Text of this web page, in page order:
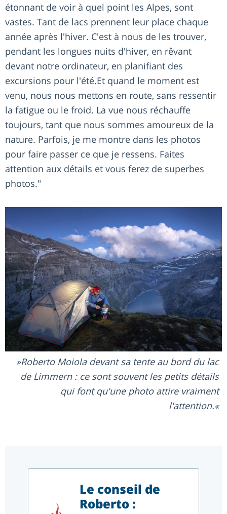
étonnant de voir à quel point les Alpes, sont
vastes. Tant de lacs prennent leur place chaque
année après l'hiver. C'est à nous de les trouver,
pendant les longues nuits d'hiver, en rêvant
devant notre ordinateur, en planifiant des
excursions pour l'été.Et quand le moment est
venu, nous nous mettons en route, sans ressentir
la fatigue ou le froid. La vue nous réchauffe
toujours, tant que nous sommes amoureux de la
nature. Parfois, je me montre dans les photos
pour faire passer ce que je ressens. Faites
attention aux détails et vous ferez de superbes
photos."
Roberto Moiola devant sa tente au bord du lac
de Limmern : ce sont souvent les petits détails
qui font qu'une photo attire vraiment
l'attention.
Le conseil de
Roberto :